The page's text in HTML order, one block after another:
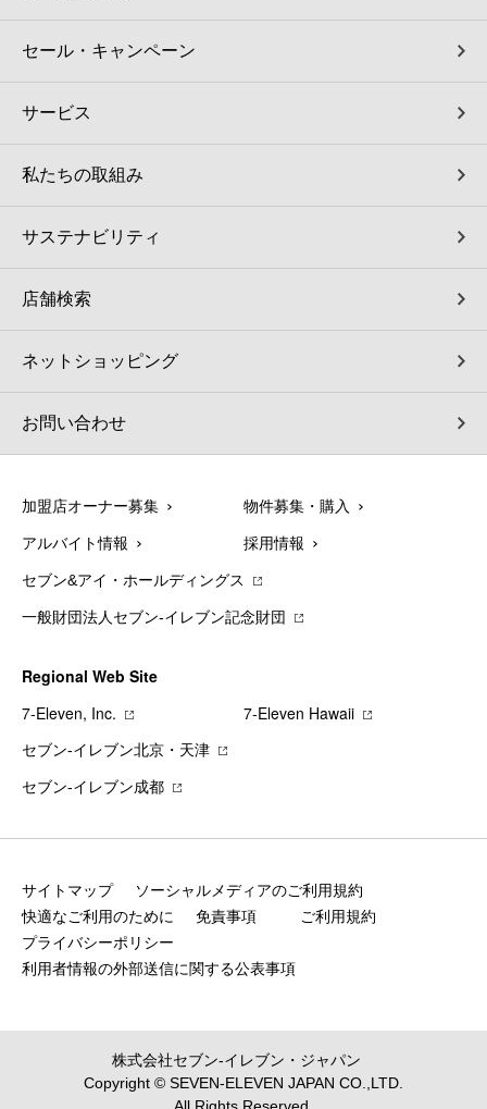
パウダースペース ラブン（店舗限定）
ソフトバンクギフト
セール・キャンペーン
サービス
私たちの取組み
サステナビリティ
店舗検索
ネットショッピング
お問い合わせ
加盟店オーナー募集 物件募集・購入
アルバイト情報 採用情報
セブン&アイ・ホールディングス
一般財団法人セブン-イレブン記念財団
Regional Web Site
7‐Eleven, Inc.
7‐Eleven Hawaii
セブン‐イレブン北京・天津
セブン‐イレブン成都
サイトマップ
ソーシャルメディアのご利用規約
快適なご利用のために
免責事項
ご利用規約
プライバシーポリシー
利用者情報の外部送信に関する公表事項
株式会社セブン‐イレブン・ジャパン
Copyright © SEVEN-ELEVEN JAPAN CO.,LTD.